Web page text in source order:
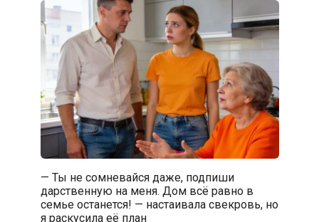
— Ты не сомневайся даже, подпиши
дарственную на меня. Дом всё равно в
семье останется! — настаивала свекровь, но
я раскусила её план